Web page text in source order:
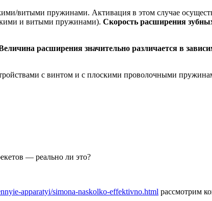
витыми пружинами. Активация в этом случае
и витыми пружинами). Скорость расширения
расширения значительно различается в
с винтом и с плоскими проволочными
— реально ли это?
apparatyi/simona-naskolko-effektivno.html рассмотрим